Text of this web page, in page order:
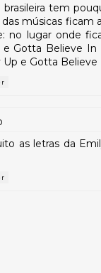
brasileira tem
das músicas ficam
no lugar onde
e Gotta Believe
Up e Gotta
as letras da